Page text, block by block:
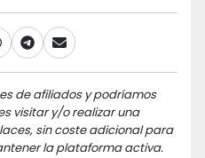
de afiliados y podríamos
visitar y/o realizar una
sin coste adicional para
la plataforma activa.